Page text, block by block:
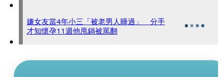
嫌女友當4年小三「被老男人睡過」 分手
才知懷孕11週他甩鍋被罵翻